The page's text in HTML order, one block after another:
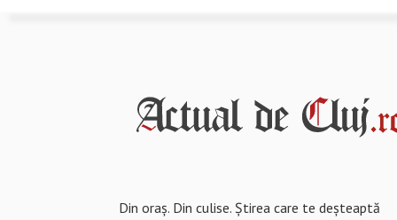
Din oraș. Din culise. Știrea care te deșteaptă